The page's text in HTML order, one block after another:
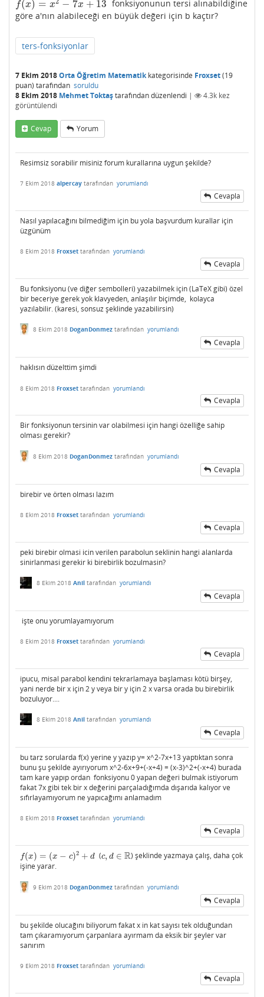
f(x) = x − 7x + 13
f(x)=x 2−7x+ 13
fonksiyonunun tersi alınabildiğine
göre a'nın alabileceği en büyük değeri için b kaçtır?
ters-fonksiyonlar
7 Ekim 2018Orta Öğretim Matematikkategorisinde Froxset(19
puan) tarafından soruldu
8 Ekim 2018 Mehmet Toktaştarafındandüzenlendi | 4.3k kez
görüntülendi
Cevap Yorum
Resimsiz sorabilir misiniz forum kurallarına uygun şekilde?
7 Ekim 2018 alpercay tarafından yorumlandı
Cevapla
Nasıl yapılacağını bilmediğim için bu yola başvurdum kurallar için
üzgünüm
8 Ekim 2018 Froxset tarafından yorumlandı
Cevapla
Bu fonksiyonu (ve diğer sembolleri) yazabilmek için (LaTeX gibi) özel
bir beceriye gerek yok klavyeden, anlaşılır biçimde, kolayca
yazılabilir. (karesi, sonsuz şeklinde yazabilirsin)
8 Ekim 2018 DoganDonmez tarafından yorumlandı
Cevapla
haklısın düzelttim şimdi
8 Ekim 2018 Froxset tarafından yorumlandı
Cevapla
Bir fonksiyonun tersinin var olabilmesi için hangi özelliğe sahip
olması gerekir?
8 Ekim 2018 DoganDonmez tarafından yorumlandı
Cevapla
birebir ve örten olması lazım
8 Ekim 2018 Froxset tarafından yorumlandı
Cevapla
peki birebir olmasi icin verilen parabolun seklinin hangi alanlarda
sinirlanmasi gerekir ki birebirlik bozulmasin?
8 Ekim 2018 Anil tarafından yorumlandı
Cevapla
işte onu yorumlayamıyorum
8 Ekim 2018 Froxset tarafından yorumlandı
Cevapla
ipucu, misal parabol kendini tekrarlamaya başlaması kötü birşey,
yani nerde bir x için 2 y veya bir y için 2 x varsa orada bu birebirlik
bozuluyor....
8 Ekim 2018 Anil tarafından yorumlandı
Cevapla
bu tarz sorularda f(x) yerine y yazıp y= x^2-7x+13 yaptıktan sonra
bunu şu şekilde ayırıyorum x^2-6x+9+(-x+4) = (x-3)^2+(-x+4) burada
tam kare yapıp ordan fonksiyonu 0 yapan değeri bulmak istiyorum
fakat 7x gibi tek bir x değerini parçaladığımda dışarıda kalıyor ve
sıfırlayamıyorum ne yapıcağımı anlamadım
8 Ekim 2018 Froxset tarafından yorumlandı
Cevapla
f(x) = (x − c)2 + d
f(x)=( x−c )2+ d (c, d ∈ R
c, d∈R
) şeklinde yazmaya çalış, daha çok
işine yarar.
9 Ekim 2018 DoganDonmez tarafından yorumlandı
Cevapla
bu şekilde olucağını biliyorum fakat x in kat sayısı tek olduğundan
tam çıkaramıyorum çarpanlara ayırmam da eksik bir şeyler var
sanırım
9 Ekim 2018 Froxset tarafından yorumlandı
Cevapla